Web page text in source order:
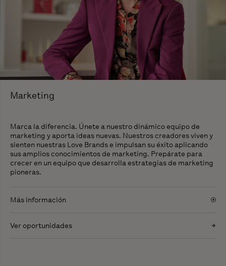
Marketing
Marca la diferencia. Únete a nuestro dinámico equipo de
marketing y aporta ideas nuevas. Nuestros creadores viven y
sienten nuestras Love Brands e impulsan su éxito aplicando
sus amplios conocimientos de marketing. Prepárate para
crecer en un equipo que desarrolla estrategias de marketing
pioneras.
Más información
Ver oportunidades